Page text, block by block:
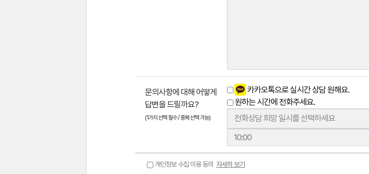
문의사항에 대해 어떻게
답변을 드릴까요?
(1가지 선택 필수 / 중복 선택 가능)
카카오톡으로 실시간 상담 원해요.
원하는 시간에 전화주세요.
개인정보 수집 이용 동의 자세히 보기